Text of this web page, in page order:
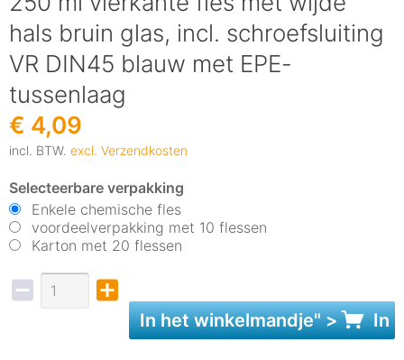
hals bruin glas, incl. schroefsluiting
VR DIN45 blauw met EPE-
tussenlaag
€ 4,09
incl. BTW. excl. Verzendkosten
Selecteerbare verpakking
Enkele chemische fles
voordeelverpakking met 10 flessen
Karton met 20 flessen
In hetwinkelmandje" > In